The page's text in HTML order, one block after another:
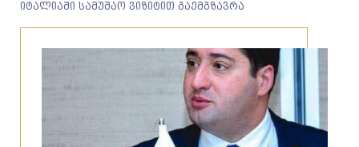
იტალიაში სამუშაო ვიზიტით გაემგზავრა